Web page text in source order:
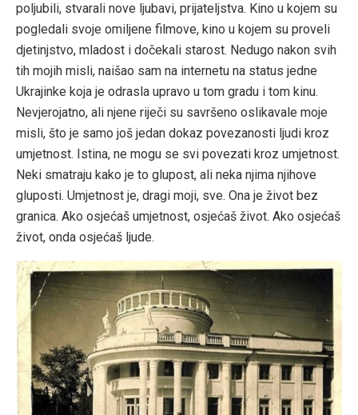
poljubili, stvarali nove ljubavi, prijateljstva. Kino u kojem su
pogledali svoje omiljene filmove, kino u kojem su proveli
djetinjstvo, mladost i dočekali starost. Nedugo nakon svih
tih mojih misli, naišao sam na internetu na status jedne
Ukrajinke koja je odrasla upravo u tom gradu i tom kinu.
Nevjerojatno, ali njene riječi su savršeno oslikavale moje
misli, što je samo još jedan dokaz povezanosti ljudi kroz
umjetnost. Istina, ne mogu se svi povezati kroz umjetnost.
Neki smatraju kako je to glupost, ali neka njima njihove
gluposti. Umjetnost je, dragi moji, sve. Ona je život bez
granica. Ako osjećaš umjetnost, osjećaš život. Ako osjećaš
život, onda osjećaš ljude.